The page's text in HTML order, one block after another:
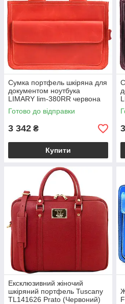
Сумка портфель шкіряна для
документом ноутбука
LIMARY lim-380RR червона
Готово до відправки
3 342 ₴
Купити
Ексклюзивний жіночий
шкіряний портфель Tuscany
TL141626 Prato (Червоний)